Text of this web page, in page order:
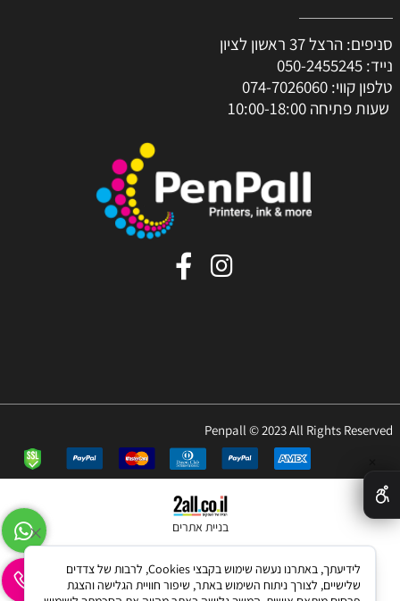
סניפים: הרצל 37 ראשון לציון
נייד: 050-2455245
טלפון קווי: 074-7026060
שעות פתיחה 10:00-18:00
Penpall © 2023 All Rights Reserved
בניית אתרים
לידיעתך, באתרנו נעשה שימוש בקבצי Cookies, לרבות של צדדים
שלישיים, לצורך ניתוח השימוש באתר, שיפור חוויית הגלישה והצגת